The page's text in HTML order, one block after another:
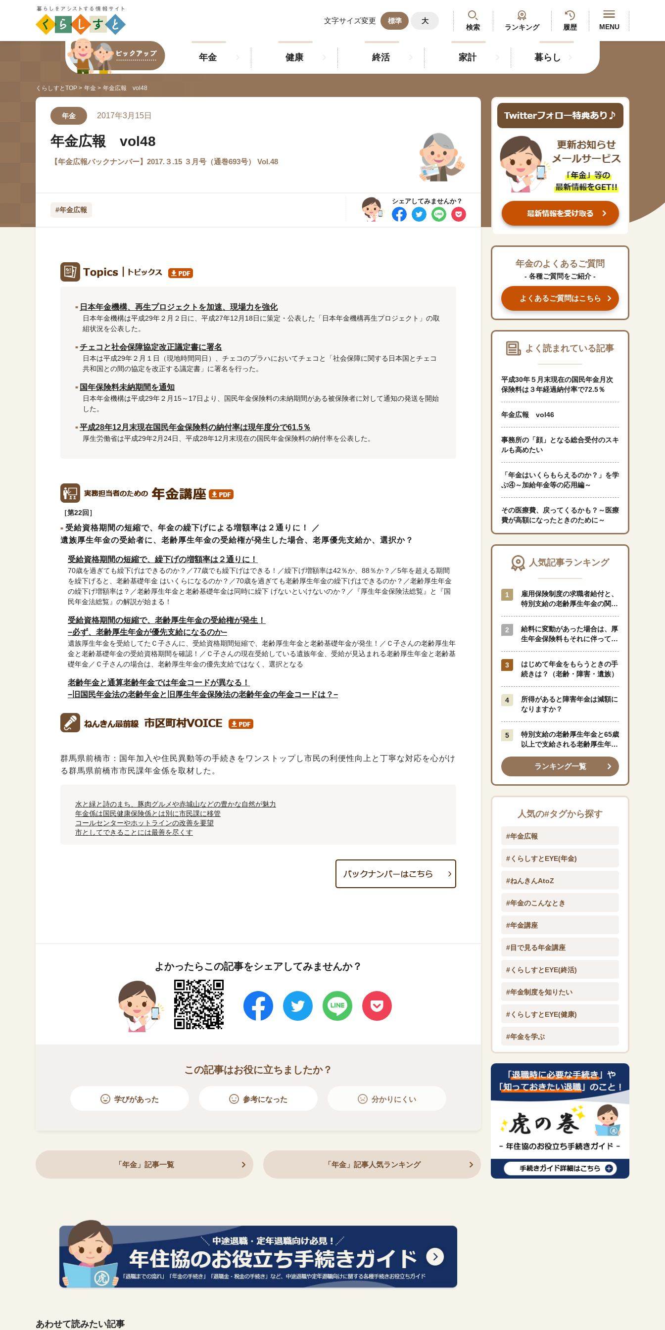
文字サイズ変更 標準
大
検索
ランキング 履歴 MENU
年金 健康 終活 家計 暮らし
最新記事 閲覧履歴
人気#タグ「5選」
#年金広報
#ねんきんAtoZ
#年金のこんなとき
#年金講座
「年金」に関する記事
「終活」に関する記事
「家計」に関する記事
くらしすとについて
プライバシーポリシー（個人情報保護方針）
サイトマップ
閉じる
くらしすとTOP 年金 年金広報 vol48
年金 2017年3月15日
年金広報 vol48
【年金広報バックナンバー】2017.３.15 ３月号（通巻693号） Vol.48
#年金広報
シェアしてみませんか？
日本年金機構、再生プロジェクトを加速、現場力を強化
日本年金機構は平成29年２月２日に、平成27年12月18日に策定・公表した「日本年金機構再生プロジェクト」の取
組状況を公表した。
チェコと社会保障協定改正議定書に署名
日本は平成29年２月１日（現地時間同日）、チェコのプラハにおいてチェコと「社会保障に関する日本国とチェコ
共和国との間の協定を改正する議定書」に署名を行った。
国年保険料未納期間を通知
日本年金機構は平成29年２月15～17日より、国民年金保険料の未納期間がある被保険者に対して通知の発送を開始
した。
平成28年12月末現在国民年金保険料の納付率は現年度分で61.5％
厚生労働省は平成29年2月24日、平成28年12月末現在の国民年金保険料の納付率を公表した。
［第22回］
受給資格期間の短縮で、年金の繰下げによる増額率は２通りに！ ／
遺族厚生年金の受給者に、老齢厚生年金の受給権が発生した場合、老厚優先支給か、選択か？
受給資格期間の短縮で、繰下げの増額率は２通りに！
70歳を過ぎても繰下げはできるのか？／77歳でも繰下げはできる！／繰下げ増額率は42％か、88％か？／5年を超える期間
を繰下げると、老齢基礎年金 はいくらになるのか？／70歳を過ぎても老齢厚生年金の繰下げはできるのか？／老齢厚生年金
の繰下げ増額率は？／老齢厚生年金と老齢基礎年金は同時に繰下 げないといけないのか？／『厚生年金保険法総覧』と『国
民年金法総覧』の解説が始まる！
受給資格期間の短縮で、老齢厚生年金の受給権が発生！
−必ず、老齢厚生年金が優先支給になるのか−
遺族厚生年金を受給してたＣ子さんに、受給資格期間短縮で、老齢厚生年金と老齢基礎年金が発生！／Ｃ子さんの老齢厚生年
金と老齢基礎年金の受給資格期間を確認！／Ｃ子さんの現在受給している遺族年金、受給が見込まれる老齢厚生年金と老齢基
礎年金／Ｃ子さんの場合は、老齢厚生年金の優先支給ではなく、選択となる
老齢年金と通算老齢年金では年金コードが異なる！
−旧国民年金法の老齢年金と旧厚生年金保険法の老齢年金の年金コードは？−
群馬県前橋市 ：国年加入や住民異動等の手続きをワンストップし市民の利便性向上と丁寧な対応を心がけ
る群馬県前橋市市民課年金係を取材した。
水と緑と詩のまち、豚肉グルメや赤城山などの豊かな自然が魅力
年金係は国民健康保険係とは別に市民課に移管
コールセンターやホットラインの改善を要望
市としてできることには最善を尽くす
よかったらこの記事をシェアしてみませんか？
この記事はお役に立ちましたか？
学びがあった 参考になった 分かりにくい
「年金」記事一覧 「年金」記事人気ランキング
あわせて読みたい記事
年金のよくあるご質問
- 各種ご質問をご紹介 -
よくあるご質問はこちら
よく読まれている記事
平成30年５月末現在の国民年金月次
保険料は３年経過納付率で72.5％
年金広報 vol46
事務所の「顔」となる総合受付のスキ
ルも高めたい
「年金はいくらもらえるのか？」を学
ぶ④～加給年金等の応用編～
その医療費、戻ってくるかも？～医療
費が高額になったときのために～
人気記事ランキング
雇用保険制度の求職者給付と、
特別支給の老齢厚生年金の関係
ょうか？
給料に変動があった場合は、厚
生年金保険料もそれに伴って変
はじめて年金をもらうときの手
続きは？（老齢・障害・遺族）
所得があると障害年金は減額に
なりますか？
特別支給の老齢厚生年金と65歳
以上で支給される老齢厚生年金
ランキング一覧
人気の#タグから探す
#年金広報
#くらしすとEYE(年金)
#ねんきんAtoZ
#年金のこんなとき
#年金講座
#目で見る年金講座
#くらしすとEYE(終活)
#年金制度を知りたい
#くらしすとEYE(健康)
#年金を学ぶ